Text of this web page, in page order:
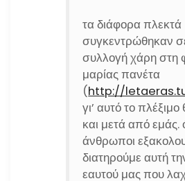
τα διάφορα πλεκτά
συγκεντρώθηκαν
συλλογή χάρη στη
μαρίας πανέτα
(http://
γι’ αυτό το πλέξιμο
και μετά από εμάς.
άνθρωποι
διατηρούμε αυτή
εαυτού μας που